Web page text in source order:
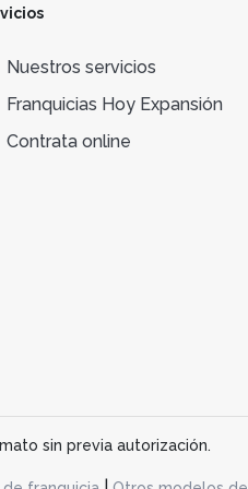
Nuestros servicios
Franquicias Hoy Expansión
Contrata online
sin previa autorización.